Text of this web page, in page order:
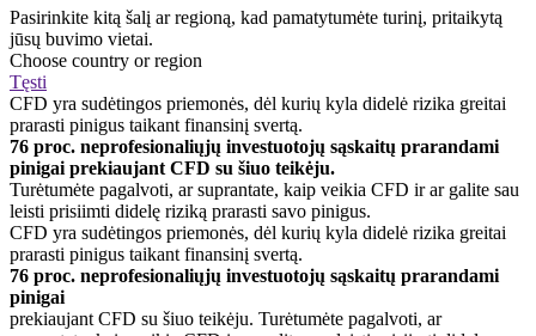
Pasirinkite kitą šalį ar regioną, kad pamatytumėte turinį, pritaikytą
jūsų buvimo vietai.
Choose country or region
Tęsti
CFD yra sudėtingos priemonės, dėl kurių kyla didelė rizika greitai
prarasti pinigus taikant finansinį svertą.
76 proc. neprofesionaliųjų investuotojų sąskaitų prarandami
pinigai prekiaujant CFD su šiuo teikėju.
Turėtumėte pagalvoti, ar suprantate, kaip veikia CFD ir ar galite sau
leisti prisiimti didelę riziką prarasti savo pinigus.
CFD yra sudėtingos priemonės, dėl kurių kyla didelė rizika greitai
prarasti pinigus taikant finansinį svertą.
76 proc. neprofesionaliųjų investuotojų sąskaitų prarandami
pinigai
prekiaujant CFD su šiuo teikėju. Turėtumėte pagalvoti, ar